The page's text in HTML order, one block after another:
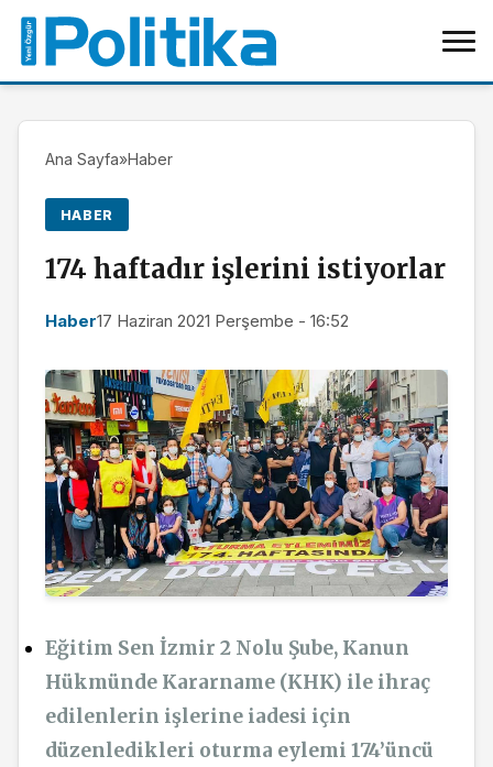
Ana Sayfa»Haber
HABER
174 haftadır işlerini istiyorlar
Haber17 Haziran 2021 Perşembe - 16:52
Eğitim Sen İzmir 2 Nolu Şube, Kanun
Hükmünde Kararname (KHK) ile ihraç
edilenlerin işlerine iadesi için
düzenledikleri oturma eylemi 174’üncü